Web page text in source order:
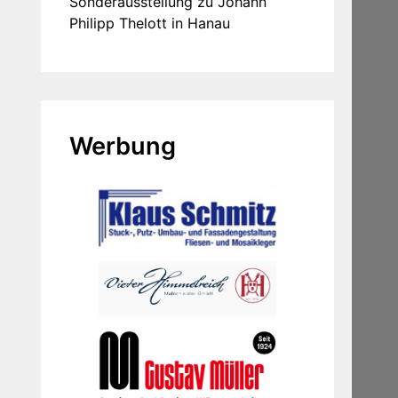
Philipp Thelott in Hanau
Werbung